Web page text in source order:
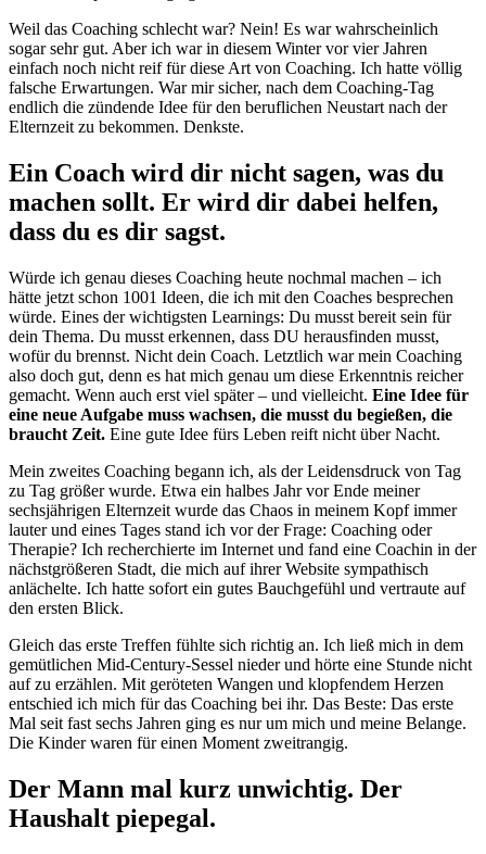
Weil das Coaching schlecht war? Nein! Es war wahrscheinlich
sogar sehr gut. Aber ich war in diesem Winter vor vier Jahren
einfach noch nicht reif für diese Art von Coaching. Ich hatte völlig
falsche Erwartungen. War mir sicher, nach dem Coaching-Tag
endlich die zündende Idee für den beruflichen Neustart nach der
Elternzeit zu bekommen. Denkste.
Ein Coach wird dir nicht sagen, was du
machen sollt. Er wird dir dabei helfen,
dass du es dir sagst.
Würde ich genau dieses Coaching heute nochmal machen – ich
hätte jetzt schon 1001 Ideen, die ich mit den Coaches besprechen
würde. Eines der wichtigsten Learnings: Du musst bereit sein für
dein Thema. Du musst erkennen, dass DU herausfinden musst,
wofür du brennst. Nicht dein Coach. Letztlich war mein Coaching
also doch gut, denn es hat mich genau um diese Erkenntnis reicher
gemacht. Wenn auch erst viel später – und vielleicht. Eine Idee für
eine neue Aufgabe muss wachsen, die musst du begießen, die
braucht Zeit. Eine gute Idee fürs Leben reift nicht über Nacht.
Mein zweites Coaching begann ich, als der Leidensdruck von Tag
zu Tag größer wurde. Etwa ein halbes Jahr vor Ende meiner
sechsjährigen Elternzeit wurde das Chaos in meinem Kopf immer
lauter und eines Tages stand ich vor der Frage: Coaching oder
Therapie? Ich recherchierte im Internet und fand eine Coachin in der
nächstgrößeren Stadt, die mich auf ihrer Website sympathisch
anlächelte. Ich hatte sofort ein gutes Bauchgefühl und vertraute auf
den ersten Blick.
Gleich das erste Treffen fühlte sich richtig an. Ich ließ mich in dem
gemütlichen Mid-Century-Sessel nieder und hörte eine Stunde nicht
auf zu erzählen. Mit geröteten Wangen und klopfendem Herzen
entschied ich mich für das Coaching bei ihr. Das Beste: Das erste
Mal seit fast sechs Jahren ging es nur um mich und meine Belange.
Die Kinder waren für einen Moment zweitrangig.
Der Mann mal kurz unwichtig. Der
Haushalt piepegal.